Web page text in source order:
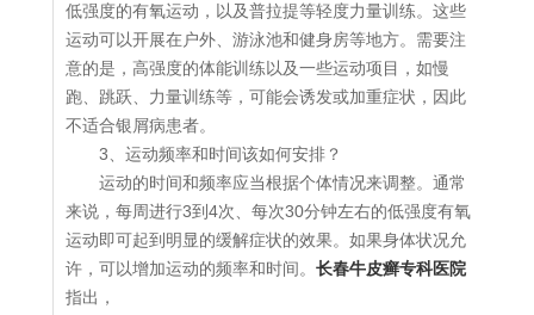
低强度的有氧运动，以及普拉提等轻度力量训练。这些
运动可以开展在户外、游泳池和健身房等地方。需要注
意的是，高强度的体能训练以及一些运动项目，如慢
跑、跳跃、力量训练等，可能会诱发或加重症状，因此
不适合银屑病患者。
3、运动频率和时间该如何安排？
运动的时间和频率应当根据个体情况来调整。通常
来说，每周进行3到4次、每次30分钟左右的低强度有氧
运动即可起到明显的缓解症状的效果。如果身体状况允
许，可以增加运动的频率和时间。 长春牛皮癣专科医院
指出，